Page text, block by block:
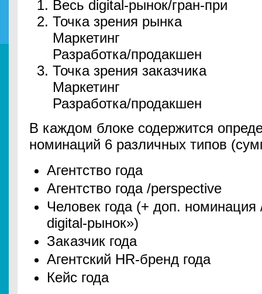
Весь digital-рынок/гран-при
Точка зрения рынка
Маркетинг
Разработка/продакшен
Точка зрения заказчика
Маркетинг
Разработка/продакшен
В каждом блоке содержится
номинаций 6 различных типов
Агентство года
Агентство года /perspective
Человек года (+ доп. номинация
digital-рынок»)
Заказчик года
Агентский HR-бренд года
Кейс года